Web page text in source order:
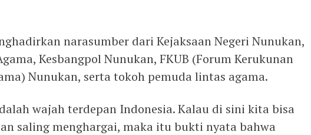
narasumber dari Kejaksaan Negeri Nunukan,
Kesbangpol Nunukan, FKUB (Forum Kerukunan
Nunukan, serta tokoh pemuda lintas agama.
wajah terdepan Indonesia. Kalau di sini kita bisa
saling menghargai, maka itu bukti nyata bahwa